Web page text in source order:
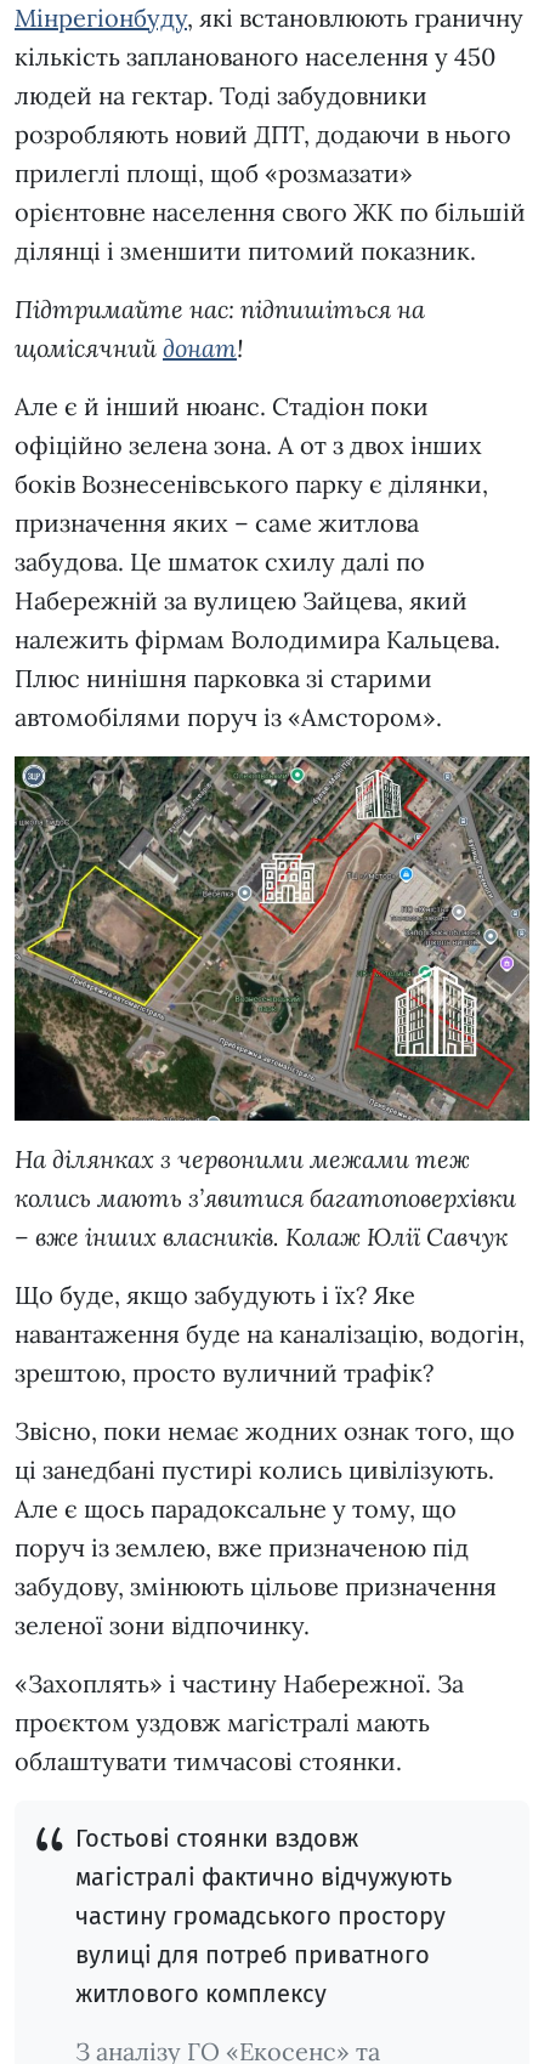
Мінрегіонбуду, які встановлюють граничну
кількість запланованого населення у 450
людей на гектар. Тоді забудовники
розробляють новий ДПТ, додаючи в нього
прилеглі площі, щоб «розмазати»
орієнтовне населення свого ЖК по більшій
ділянці і зменшити питомий показник.
Підтримайте нас: підпишіться на
щомісячний донат!
Але є й інший нюанс. Стадіон поки
офіційно зелена зона. А от з двох інших
боків Вознесенівського парку є ділянки,
призначення яких – саме житлова
забудова. Це шматок схилу далі по
Набережній за вулицею Зайцева, який
належить фірмам Володимира Кальцева.
Плюс нинішня парковка зі старими
автомобілями поруч із «Амстором».
На ділянках з червоними межами теж
колись мають з’явитися багатоповерхівки
– вже інших власників. Колаж Юлії Савчук
Що буде, якщо забудують і їх? Яке
навантаження буде на каналізацію, водогін,
зрештою, просто вуличний трафік?
Звісно, поки немає жодних ознак того, що
ці занедбані пустирі колись цивілізують.
Але є щось парадоксальне у тому, що
поруч із землею, вже призначеною під
забудову, змінюють цільове призначення
зеленої зони відпочинку.
«Захоплять» і частину Набережної. За
проєктом уздовж магістралі мають
облаштувати тимчасові стоянки.
Гостьові стоянки вздовж
магістралі фактично відчужують
частину громадського простору
вулиці для потреб приватного
житлового комплексу
З аналізу ГО «Екосенс» та